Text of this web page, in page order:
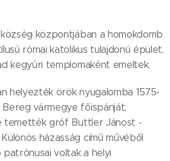
központjában a homokdomb
római katolikus tulajdonú épület,
kegyúri templomaként emeltek.
helyezték örök nyugalomba 1575-
vármegye főispánját,
temették gróf Buttler Jánost -
házasság című művéből
voltak a helyi